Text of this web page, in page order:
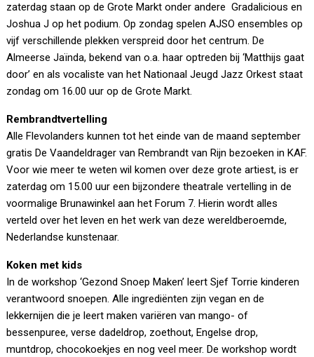
zaterdag staan op de Grote Markt onder andere Gradalicious en
Joshua J op het podium. Op zondag spelen AJSO ensembles op
vijf verschillende plekken verspreid door het centrum. De
Almeerse Jaïnda, bekend van o.a. haar optreden bij ‘Matthijs gaat
door’ en als vocaliste van het Nationaal Jeugd Jazz Orkest staat
zondag om 16.00 uur op de Grote Markt.
Rembrandtvertelling
Alle Flevolanders kunnen tot het einde van de maand september
gratis De Vaandeldrager van Rembrandt van Rijn bezoeken in KAF.
Voor wie meer te weten wil komen over deze grote artiest, is er
zaterdag om 15.00 uur een bijzondere theatrale vertelling in de
voormalige Brunawinkel aan het Forum 7. Hierin wordt alles
verteld over het leven en het werk van deze wereldberoemde,
Nederlandse kunstenaar.
Koken met kids
In de workshop ‘Gezond Snoep Maken’ leert Sjef Torrie kinderen
verantwoord snoepen. Alle ingrediënten zijn vegan en de
lekkernijen die je leert maken variëren van mango- of
bessenpuree, verse dadeldrop, zoethout, Engelse drop,
muntdrop, chocokoekjes en nog veel meer. De workshop wordt